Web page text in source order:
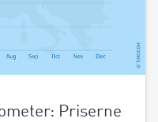
Priserne